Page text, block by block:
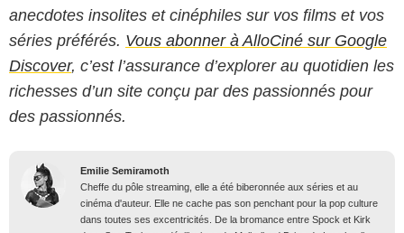
anecdotes insolites et cinéphiles sur vos films et vos
séries préférés. Vous abonner à AlloCiné sur Google
Discover, c’est l’assurance d’explorer au quotidien les
richesses d’un site conçu par des passionnés pour
des passionnés.
Emilie Semiramoth
Cheffe du pôle streaming, elle a été biberonnée aux séries et au
cinéma d'auteur. Elle ne cache pas son penchant pour la pop culture
dans toutes ses excentricités. De la bromance entre Spock et Kirk